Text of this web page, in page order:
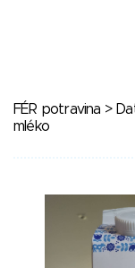
FÉR potravina >
mléko